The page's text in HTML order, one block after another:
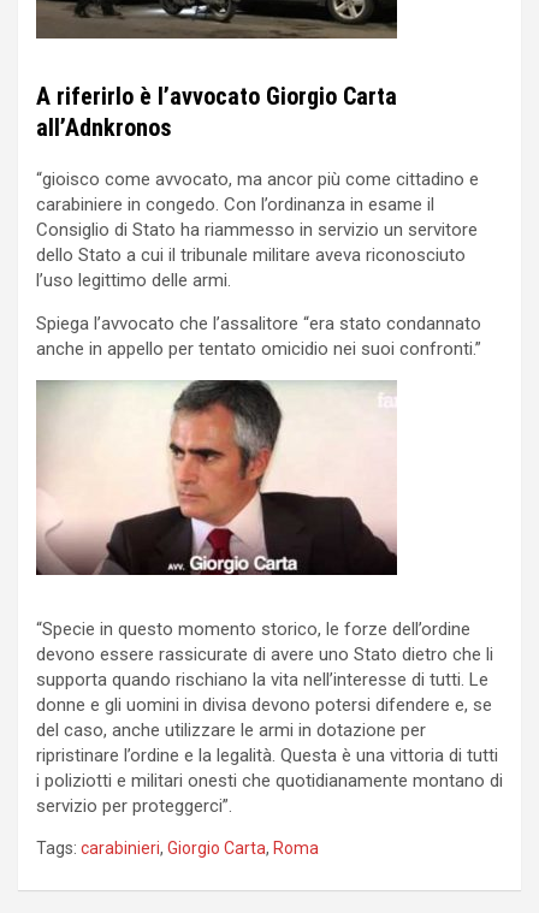
A riferirlo è l’avvocato Giorgio Carta
all’Adnkronos
“gioisco come avvocato, ma ancor più come cittadino e
carabiniere in congedo. Con l’ordinanza in esame il
Consiglio di Stato ha riammesso in servizio un servitore
dello Stato a cui il tribunale militare aveva riconosciuto
l’uso legittimo delle armi.
Spiega l’avvocato che l’assalitore “era stato condannato
anche in appello per tentato omicidio nei suoi confronti.”
“Specie in questo momento storico, le forze dell’ordine
devono essere rassicurate di avere uno Stato dietro che li
supporta quando rischiano la vita nell’interesse di tutti. Le
donne e gli uomini in divisa devono potersi difendere e, se
del caso, anche utilizzare le armi in dotazione per
ripristinare l’ordine e la legalità. Questa è una vittoria di tutti
i poliziotti e militari onesti che quotidianamente montano di
servizio per proteggerci”.
Tags: carabinieri, Giorgio Carta, Roma